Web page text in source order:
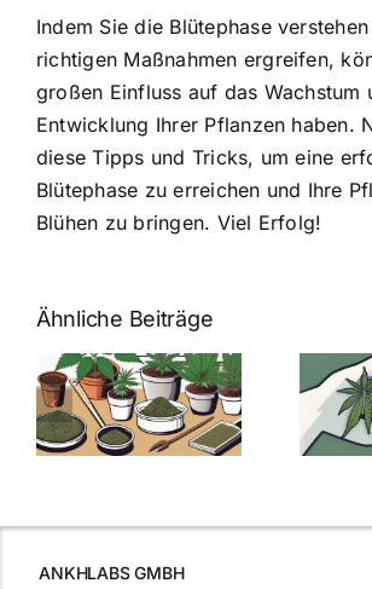
Indem Sie die Blütephase
richtigen Maßnahmen ergreifen,
großen Einfluss auf das Wachstum
Entwicklung Ihrer Pflanzen haben.
diese Tipps und Tricks, um eine
Blütephase zu erreichen und Ihre
Blühen zu bringen. Viel Erfolg!
Ähnliche Beiträge
Neue THC-
Grenzwert-
Regelung:
Was Sie über
Cannabis und
müssen
ANKHLABS GMBH